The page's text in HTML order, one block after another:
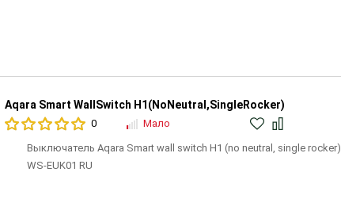
Aqara Smart WallSwitch H1(NoNeutral,SingleRocker)
0 Мало
Выключатель Aqara Smart wall switch H1 (no neutral, single rocker)
WS-EUK01 RU